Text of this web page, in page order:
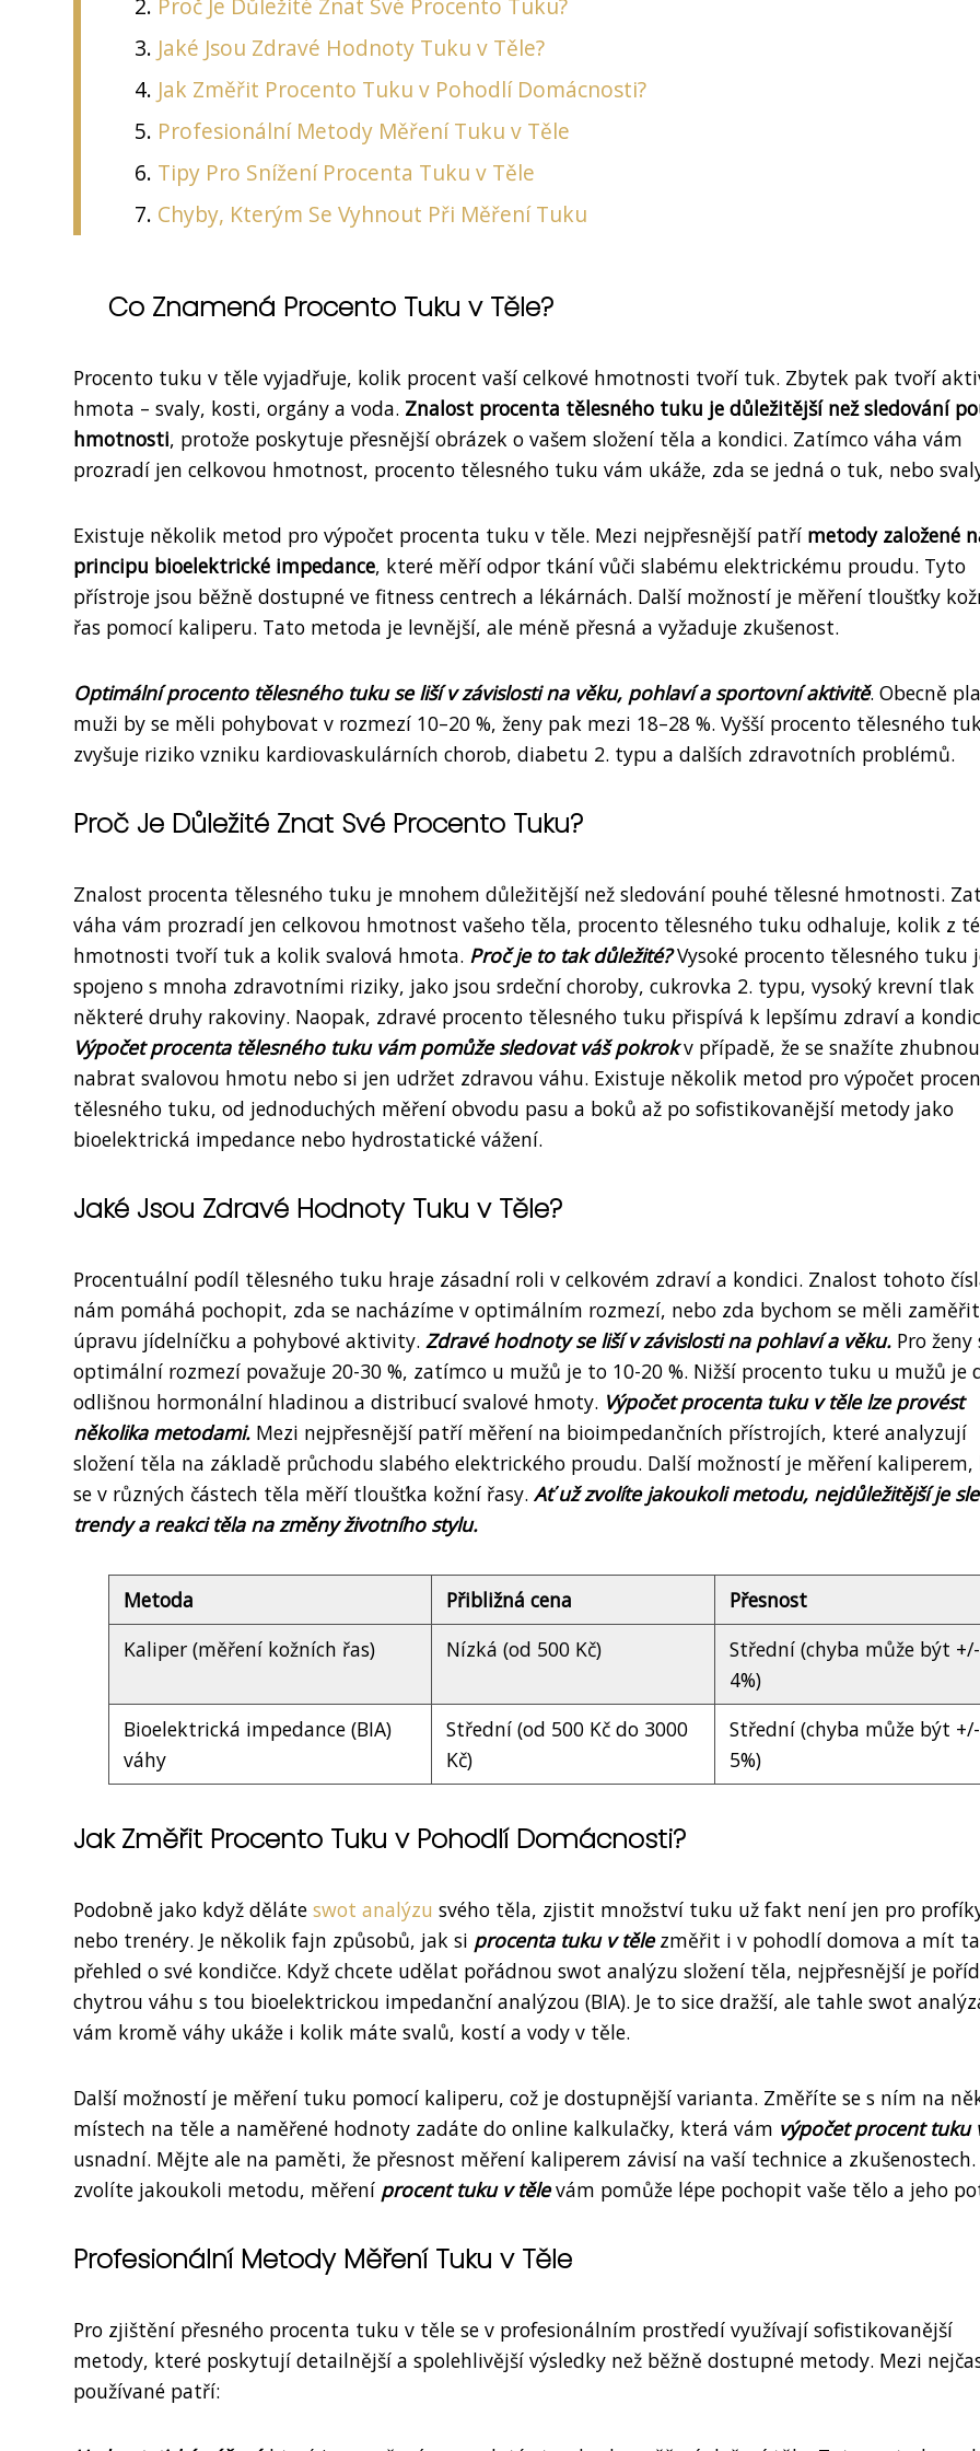
Proč Je Důležité Znat Své Procento Tuku?
Jaké Jsou Zdravé Hodnoty Tuku v Těle?
Jak Změřit Procento Tuku v Pohodlí Domácnosti?
Profesionální Metody Měření Tuku v Těle
Tipy Pro Snížení Procenta Tuku v Těle
Chyby, Kterým Se Vyhnout Při Měření Tuku
Co Znamená Procento Tuku v Těle?
Procento tuku v těle vyjadřuje, kolik procent vaší celkové hmotnosti tvoří tuk. Zbytek pak tvoří
hmota – svaly, kosti, orgány a voda. Znalost procenta tělesného tuku je důležitější než sledování
hmotnosti, protože poskytuje přesnější obrázek o vašem složení těla a kondici. Zatímco váha vám
prozradí jen celkovou hmotnost, procento tělesného tuku vám ukáže, zda se jedná o tuk, nebo
Existuje několik metod pro výpočet procenta tuku v těle. Mezi nejpřesnější patří metody založené
principu bioelektrické impedance, které měří odpor tkání vůči slabému elektrickému proudu. Tyto
přístroje jsou běžně dostupné ve fitness centrech a lékárnách. Další možností je měření tloušťky
řas pomocí kaliperu. Tato metoda je levnější, ale méně přesná a vyžaduje zkušenost.
Optimální procento tělesného tuku se liší v závislosti na věku, pohlaví a sportovní aktivitě. Obecně
muži by se měli pohybovat v rozmezí 10–20 %, ženy pak mezi 18–28 %. Vyšší procento tělesného
zvyšuje riziko vzniku kardiovaskulárních chorob, diabetu 2. typu a dalších zdravotních problémů.
Proč Je Důležité Znat Své Procento Tuku?
Znalost procenta tělesného tuku je mnohem důležitější než sledování pouhé tělesné hmotnosti.
váha vám prozradí jen celkovou hmotnost vašeho těla, procento tělesného tuku odhaluje, kolik z
hmotnosti tvoří tuk a kolik svalová hmota. Proč je to tak důležité?Vysoké procento tělesného tuku
spojeno s mnoha zdravotními riziky, jako jsou srdeční choroby, cukrovka 2. typu, vysoký krevní tlak
některé druhy rakoviny. Naopak, zdravé procento tělesného tuku přispívá k lepšímu zdraví a
Výpočet procenta tělesného tuku vám pomůže sledovat váš pokrokv případě, že se snažíte
nabrat svalovou hmotu nebo si jen udržet zdravou váhu. Existuje několik metod pro výpočet
tělesného tuku, od jednoduchých měření obvodu pasu a boků až po sofistikovanější metody jako
bioelektrická impedance nebo hydrostatické vážení.
Jaké Jsou Zdravé Hodnoty Tuku v Těle?
Procentuální podíl tělesného tuku hraje zásadní roli v celkovém zdraví a kondici. Znalost tohoto
nám pomáhá pochopit, zda se nacházíme v optimálním rozmezí, nebo zda bychom se měli
úpravu jídelníčku a pohybové aktivity. Zdravé hodnoty se liší v závislosti na pohlaví a věku. Pro ženy
optimální rozmezí považuje 20-30 %, zatímco u mužů je to 10-20 %. Nižší procento tuku u mužů je
odlišnou hormonální hladinou a distribucí svalové hmoty. Výpočet procenta tuku v těle lze provést
několika metodami. Mezi nejpřesnější patří měření na bioimpedančních přístrojích, které analyzují
složení těla na základě průchodu slabého elektrického proudu. Další možností je měření kaliperem,
se v různých částech těla měří tloušťka kožní řasy. Ať už zvolíte jakoukoli metodu, nejdůležitější je
trendy a reakci těla na změny životního stylu.
Metoda Přibližná cena
Přesnost
Kaliper (měření kožních řas)
Nízká (od 500 Kč)
Střední (chyba může být
4%)
Bioelektrická impedance (BIA)
váhy
Střední (od 500 Kč do 3000
Kč)
Střední (chyba může být
5%)
Jak Změřit Procento Tuku v Pohodlí Domácnosti?
Podobně jako když děláte swot analýzu svého těla, zjistit množství tuku už fakt není jen pro
nebo trenéry. Je několik fajn způsobů, jak si procenta tuku v tělezměřit i v pohodlí domova a mít
přehled o své kondičce. Když chcete udělat pořádnou swot analýzu složení těla, nejpřesnější je
chytrou váhu s tou bioelektrickou impedanční analýzou (BIA). Je to sice dražší, ale tahle swot
vám kromě váhy ukáže i kolik máte svalů, kostí a vody v těle.
Další možností je měření tuku pomocí kaliperu, což je dostupnější varianta. Změříte se s ním na
místech na těle a naměřené hodnoty zadáte do online kalkulačky, která vám výpočet procent tuku
usnadní. Mějte ale na paměti, že přesnost měření kaliperem závisí na vaší technice a zkušenostech.
zvolíte jakoukoli metodu, měření procent tuku v tělevám pomůže lépe pochopit vaše tělo a jeho
Profesionální Metody Měření Tuku v Těle
Pro zjištění přesného procenta tuku v těle se v profesionálním prostředí využívají sofistikovanější
metody, které poskytují detailnější a spolehlivější výsledky než běžně dostupné metody. Mezi
používané patří: